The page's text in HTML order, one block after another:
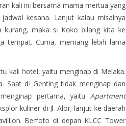
kali ini bersama mama mertua yang
kesana. Lanjut kalau misalnya
kurang, maka si Koko bilang kita ke
tempat. Cuma, memang lebih lama
kali hotel, yaitu menginap di Melaka.
Saat di Genting tidak menginap dan
pertama, yaitu Apartment
kuliner di Jl. Alor, lanjut ke daerah
Berfoto di depan KLCC Tower